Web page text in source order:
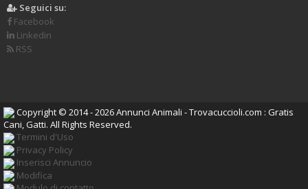
Seguici su:
Facebook
Linkedin
RSS
Copyright © 2014 - 2026 Annunci Animali - Trovacuccioli.com : Gratis
Cani, Gatti. All Rights Reserved.
Termini d'Uso
Privacy Policy
Inserisci Annuncio
Modifica